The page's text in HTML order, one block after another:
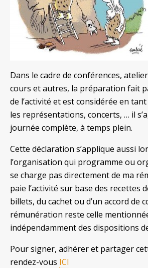
Dans le cadre de conférences,
cours et autres, la préparation fait
de l’activité et est considérée en
les représentations, concerts, … il
journée complète, à temps plein.
Cette déclaration s’applique aussi
l’organisation qui programme ou
se charge pas directement de ma
paie l’activité sur base des recettes
billets, du cachet ou d’un accord de
rémunération reste celle
indépendamment des dispositions
Pour signer, adhérer et partager
rendez-vous ICI